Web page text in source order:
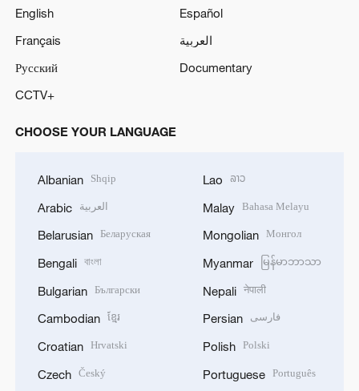
English
Español
Français
العربية
Русский
Documentary
CCTV+
CHOOSE YOUR LANGUAGE
Albanian Shqip
Arabic العربية
Belarusian Беларуская
Bengali বাংলা
Bulgarian Български
Cambodian ខ្មែរ
Croatian Hrvatski
Czech Český
Lao ລາວ
Malay Bahasa Melayu
Mongolian Монгол
Myanmar မြန်မာဘာသာ
Nepali नेपाली
Persian فارسی
Polish Polski
Portuguese Português